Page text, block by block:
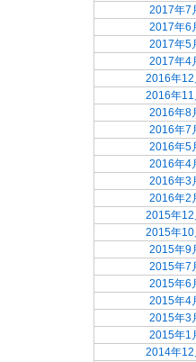
2017年7
2017年6
2017年5
2017年4
2016年12
2016年11
2016年8
2016年7
2016年5
2016年4
2016年3
2016年2
2015年12
2015年10
2015年9
2015年7
2015年6
2015年4
2015年3
2015年1
2014年12